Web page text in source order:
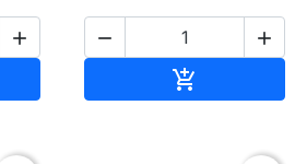
  
